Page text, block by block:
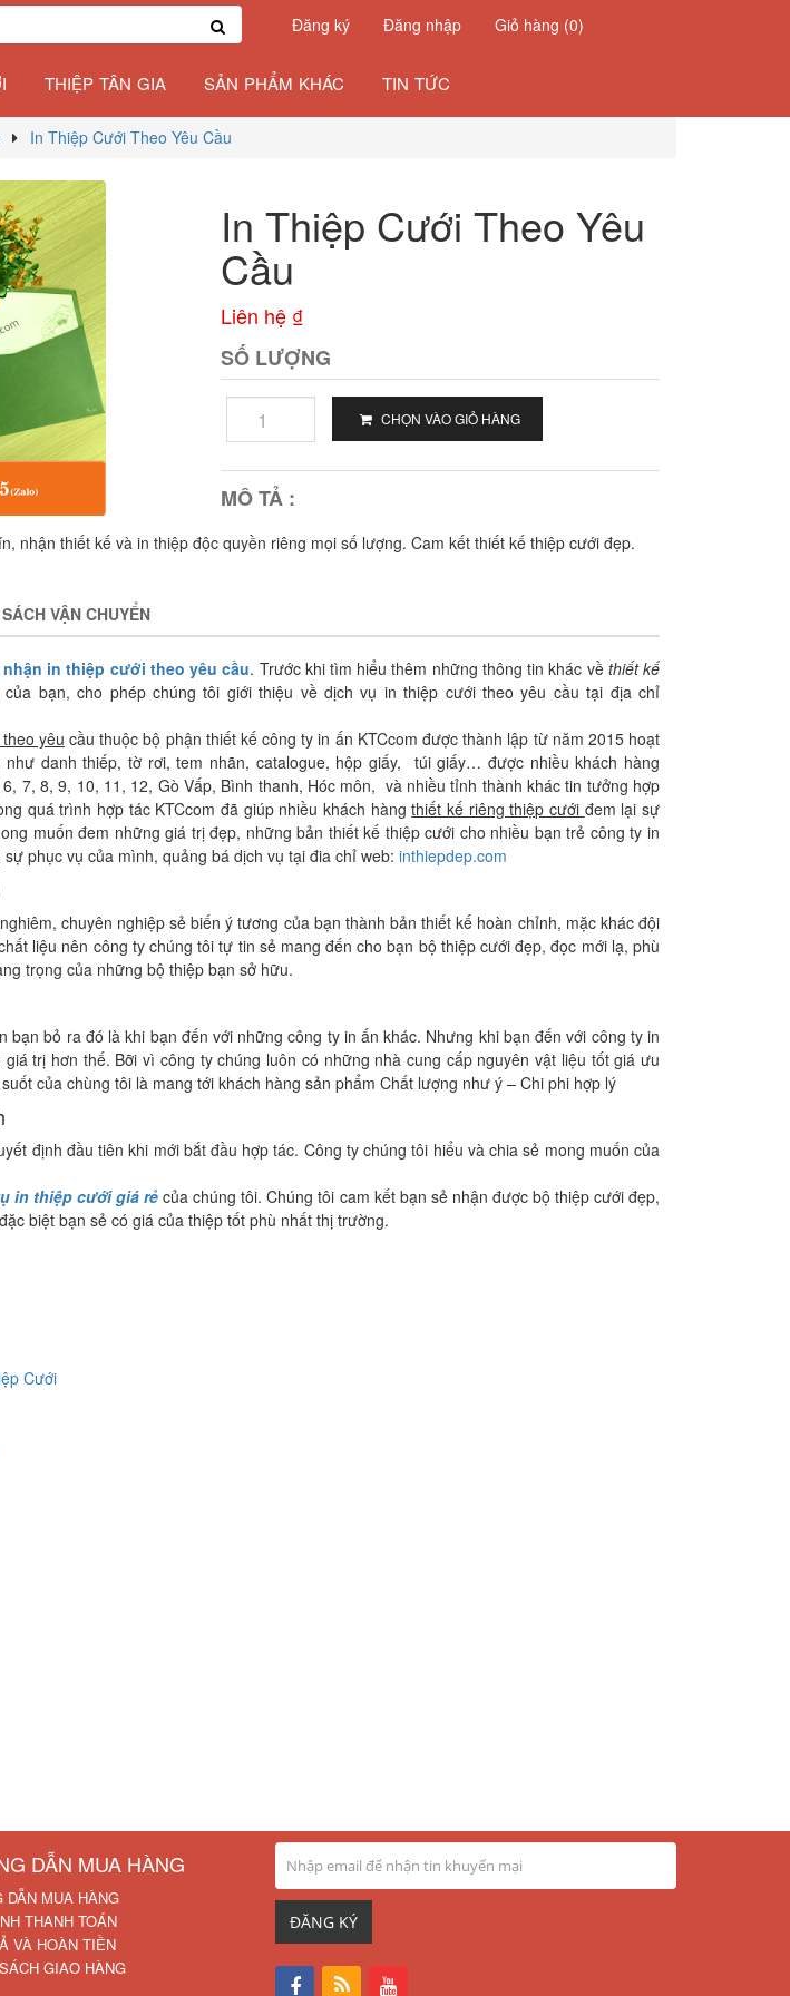
Đăng ký Đăng nhập Giỏ hàng (0)
THIỆP TÂN GIA SẢN PHẨM KHÁC TIN TỨC
In Thiệp Cưới Theo Yêu Cầu
In Thiệp Cưới Theo Yêu
Cầu
Liên hệ ₫
SỐ LƯỢNG
CHỌN VÀO GIỎ HÀNG
MÔ TẢ :
nhận thiết kế và in thiệp độc quyền riêng mọi số lượng. Cam kết thiết kế thiệp cưới đẹp.
VẬN CHUYỂN
in thiệp cưới theo yêu cầu. Trước khi tìm hiểu thêm những thông tin khác về thiết kế
của bạn, cho phép chúng tôi giới thiệu về dịch vụ in thiệp cưới theo yêu cầu tại địa chỉ
yêu cầu thuộc bộ phận thiết kế công ty in ấn KTCcom được thành lập từ năm 2015 hoạt
danh thiếp, tờ rơi, tem nhãn, catalogue, hộp giấy, túi giấy… được nhiều khách hàng
7, 8, 9, 10, 11, 12, Gò Vấp, Bình thanh, Hóc môn, và nhiều tỉnh thành khác tin tưởng hợp
quá trình hợp tác KTCcom đã giúp nhiều khách hàngthiết kế riêng thiệp cưới đem lại sự
muốn đem những giá trị đẹp, những bản thiết kế thiệp cưới cho nhiều bạn trẻ công ty in
phục vụ của mình, quảng bá dịch vụ tại đia chỉ web: inthiepdep.com
chuyên nghiệp sẻ biến ý tương của bạn thành bản thiết kế hoàn chỉnh, mặc khác đội
liệu nên công ty chúng tôi tự tin sẻ mang đến cho bạn bộ thiệp cưới đẹp, đọc mới lạ, phù
trọng của những bộ thiệp bạn sở hữu.
bạn bỏ ra đó là khi bạn đến với những công ty in ấn khác. Nhưng khi bạn đến với công ty in
trị hơn thế. Bỡi vì công ty chúng luôn có những nhà cung cấp nguyên vật liệu tốt giá ưu
của chùng tôi là mang tới khách hàng sản phẩm Chất lượng như ý – Chi phi hợp lý
định đầu tiên khi mới bắt đầu hợp tác. Công ty chúng tôi hiểu và chia sẻ mong muốn của
in thiệp cưới giá rẻ của chúng tôi. Chúng tôi cam kết bạn sẻ nhận được bộ thiệp cưới đẹp,
biệt bạn sẻ có giá của thiệp tốt phù nhất thị trường.
Cưới
DẪN MUA HÀNG
DẪN MUA HÀNG
THANH TOÁN
VÀ HOÀN TIỀN
GIAO HÀNG
ĐĂNG KÝ